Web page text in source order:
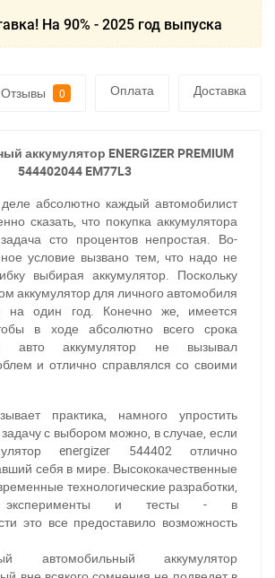
На 90% - 2025 год выпуска
Отзывы 0 Оплата Доставка
аккумулятор ENERGIZER PREMIUM
544402044 EM77L3
абсолютно каждый автомобилист
сказать, что покупка аккумулятора
сто процентов непростая. Во-
условие вызвано тем, что надо не
выбирая аккумулятор. Поскольку
аккумулятор для личного автомобиля
на один год. Конечно же, имеется
в ходе абсолютно всего срока
авто аккумулятор не вызывал
и отлично справлялся со своими
практика, намного упростить
с выбором можно, в случае, если
energizer 544402 отлично
себя в мире. Высококачественные
технологические разработки,
эксперименты и тесты - в
это все предоставило возможность
автомобильный
аккумулятор